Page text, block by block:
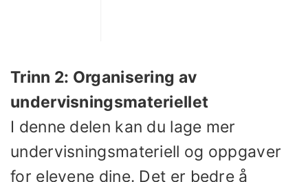
Trinn 2: Organisering av
undervisningsmateriellet
I denne delen kan du lage mer
undervisningsmateriell og oppgaver
for elevene dine. Det er bedre å